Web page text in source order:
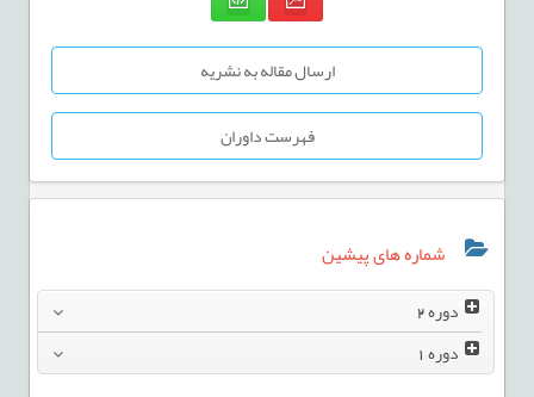
ارسال مقاله به نشریه
فهرست داوران
شماره های پیشین
دوره2
دوره1